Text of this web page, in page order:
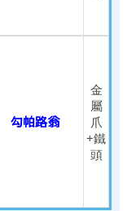
勾帕路翁
金
屬
爪
+鐵
頭